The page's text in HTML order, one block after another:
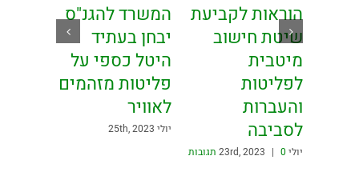
המשרד להגנ"ס
יבחן בעתיד
היטל כספי על
פליטות מזהמים
לאוויר
יולי 25th, 2023
הוראות לקביעת
שיטת חישוב
מיטבית
לפליטות
והעברות
לסביבה
יולי 23rd, 2023 | 0 תגובות